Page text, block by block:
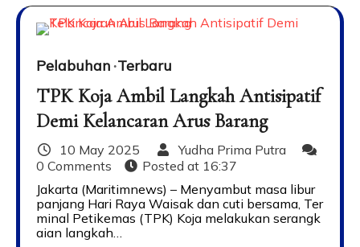
Pelabuhan Terbaru
TPK Koja Ambil Langkah Antisipatif
Demi Kelancaran Arus Barang
10 May 2025
Yudha Prima Putra
0 Comments
Posted at 16:37
Jakarta (Maritimnews) – Menyambut masa libur
panjang Hari Raya Waisak dan cuti bersama, Ter
minal Petikemas (TPK) Koja melakukan serangk
aian langkah…